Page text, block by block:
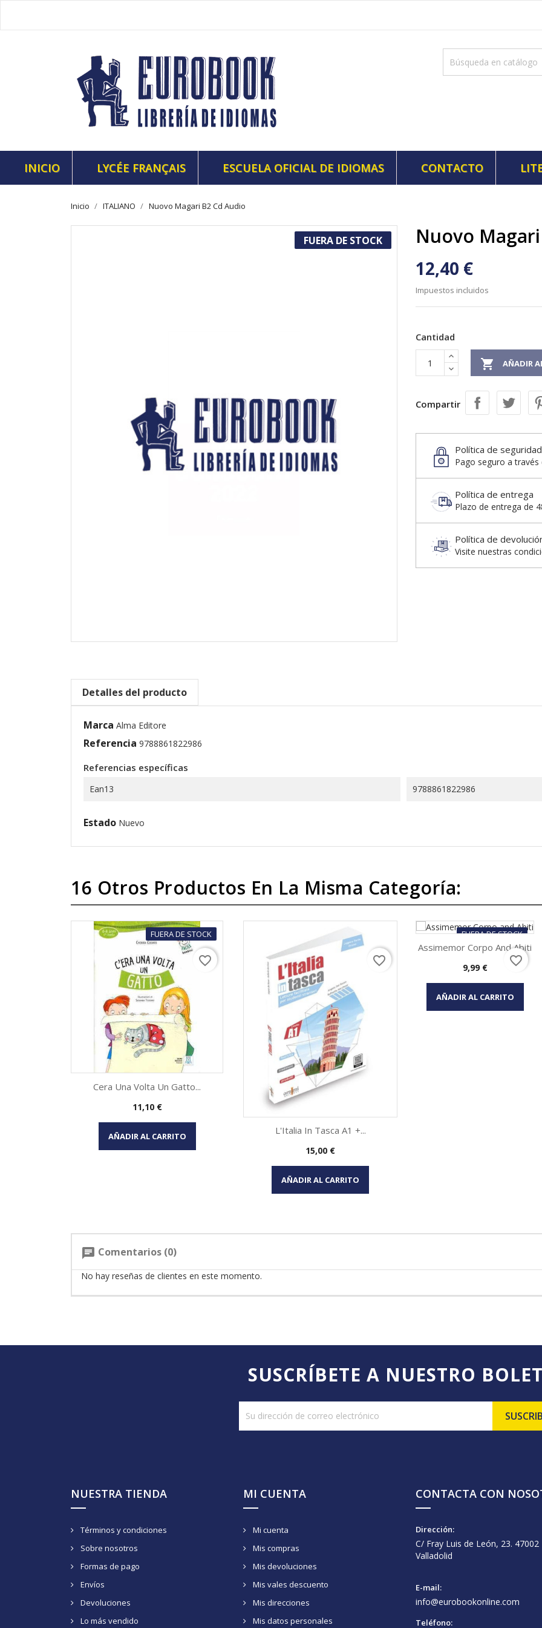
INICIO LYCÉE FRANÇAIS ESCUELA OFICIAL DE IDIOMAS CONTACTO
Inicio ITALIANO Nuovo Magari B2 Cd Audio
FUERA DE STOCK Nuovo
12,40 €
Impuestos incluidos
Cantidad
 AÑADIR
Compartir
Política de seguridad
Pago seguro a través
Política de entrega
Plazo de entrega de
Política de
Visite nuestras
Detalles del producto
Marca Alma Editore
Referencia 9788861822986
Referencias específicas
Ean13 9788861822986
Estado Nuevo
16 Otros Productos En La Misma Categoría:
FUERA DE STOCK
Vista rápida
Cera Una Volta Un Gatto...
Precio
11,10 €
AÑADIR AL CARRITO
favorite_border
Vista rápida
L'Italia In Tasca A1 +...
Precio
15,00 €
AÑADIR AL CARRITO
favorite_border
FUERA DE STOCK
Vista rápida
Assimemor Corpo And Abiti
Precio
9,99 €
AÑADIR AL CARRITO
favorite_border
chat Comentarios (0)
No hay reseñas de clientes en este momento.
SUSCRÍBETE A NUESTRO
NUESTRA TIENDA
Términos y condiciones
Sobre nosotros
Formas de pago
Envíos
Devoluciones
Lo más vendido
MI CUENTA
Mi cuenta
Mis compras
Mis devoluciones
Mis vales descuento
Mis direcciones
Mis datos personales
CONTACTA CON
Dirección:
C/ Fray Luis de León, 23. 47002
Valladolid
E-mail:
info@eurobookonline.com
Teléfono: